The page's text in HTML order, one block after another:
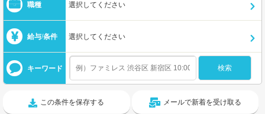
職種 選択してください
給与/条件 選択してください
キーワード
この条件を保存する メールで新着を受け取る